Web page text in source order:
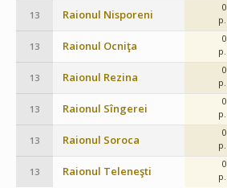
13 Raionul Nisporeni
0
p.
13 Raionul Ocniţa
0
p.
13 Raionul Rezina
0
p.
13 Raionul Sîngerei
0
p.
13 Raionul Soroca
0
p.
13 Raionul Teleneşti
0
p.